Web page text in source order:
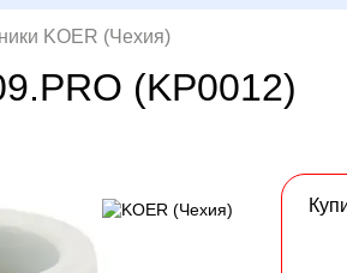
KOER (Чехия)
(KP0012)